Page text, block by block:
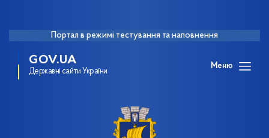
Портал в режимі тестування та наповнення
GOV.UA
Державні сайти України
Меню